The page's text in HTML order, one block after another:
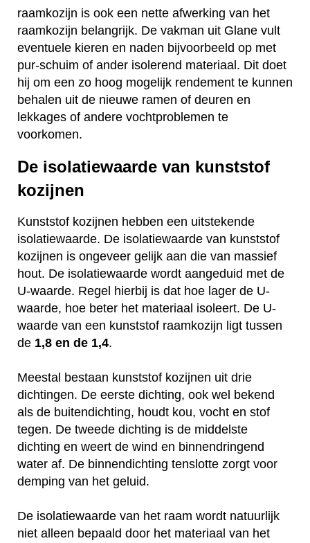
raamkozijn is ook een nette afwerking van het
raamkozijn belangrijk. De vakman uit Glane vult
eventuele kieren en naden bijvoorbeeld op met
pur-schuim of ander isolerend materiaal. Dit doet
hij om een zo hoog mogelijk rendement te kunnen
behalen uit de nieuwe ramen of deuren en
lekkages of andere vochtproblemen te
voorkomen.
De isolatiewaarde van kunststof
kozijnen
Kunststof kozijnen hebben een uitstekende
isolatiewaarde. De isolatiewaarde van kunststof
kozijnen is ongeveer gelijk aan die van massief
hout. De isolatiewaarde wordt aangeduid met de
U-waarde. Regel hierbij is dat hoe lager de U-
waarde, hoe beter het materiaal isoleert. De U-
waarde van een kunststof raamkozijn ligt tussen
de 1,8 en de 1,4.
Meestal bestaan kunststof kozijnen uit drie
dichtingen. De eerste dichting, ook wel bekend
als de buitendichting, houdt kou, vocht en stof
tegen. De tweede dichting is de middelste
dichting en weert de wind en binnendringend
water af. De binnendichting tenslotte zorgt voor
demping van het geluid.
De isolatiewaarde van het raam wordt natuurlijk
niet alleen bepaald door het materiaal van het